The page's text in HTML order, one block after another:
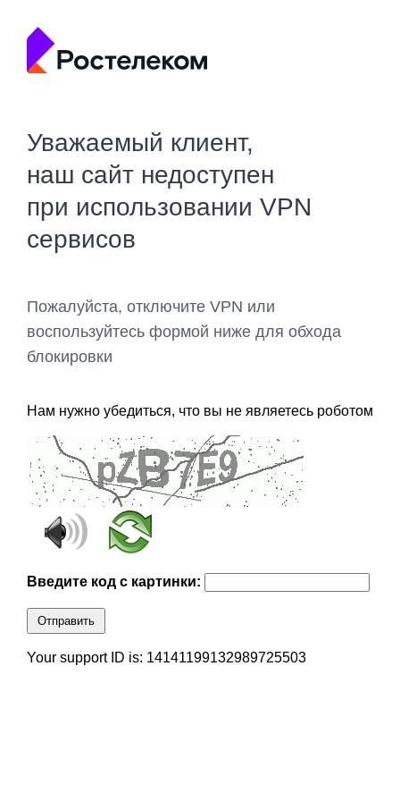
Уважаемый клиент,
наш сайт недоступен
при использовании VPN
сервисов
Пожалуйста, отключите VPN или
воспользуйтесь формой ниже для обхода
блокировки
Нам нужно убедиться, что вы не являетесь роботом
Введите код с картинки:
Отправить
Your support ID is: 14141199132989725503